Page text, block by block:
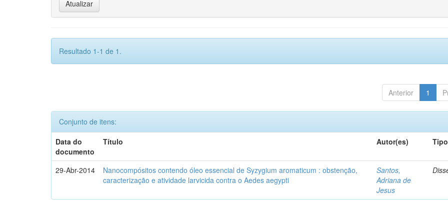
Resultado 1-1 de 1.
Anterior 1
Conjunto de itens:
Data do
documento
Título Autor(es) Tipo
29-Abr-2014
Nanocompósitos contendo óleo essencial de Syzygium aromaticum : obstenção,
caracterização e atividade larvicida contra o Aedes aegypti
Santos,
Adriana de
Jesus